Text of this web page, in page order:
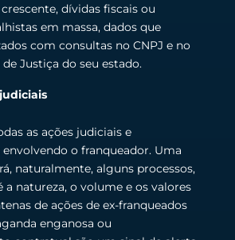
dívidas fiscais ou
em massa, dados que
com consultas no CNPJ e no
Justiça do seu estado.
as ações judiciais e
o franqueador. Uma
naturalmente, alguns processos,
natureza, o volume e os valores
de ações de ex-franqueados
enganosa ou